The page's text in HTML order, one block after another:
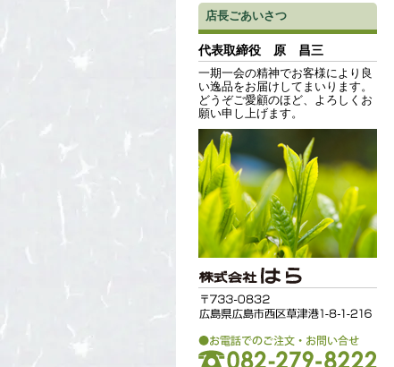
店長ごあいさつ
代表取締役 原 昌三
一期一会の精神でお客様により良
い逸品をお届けしてまいります。
どうぞご愛顧のほど、よろしくお
願い申し上げます。